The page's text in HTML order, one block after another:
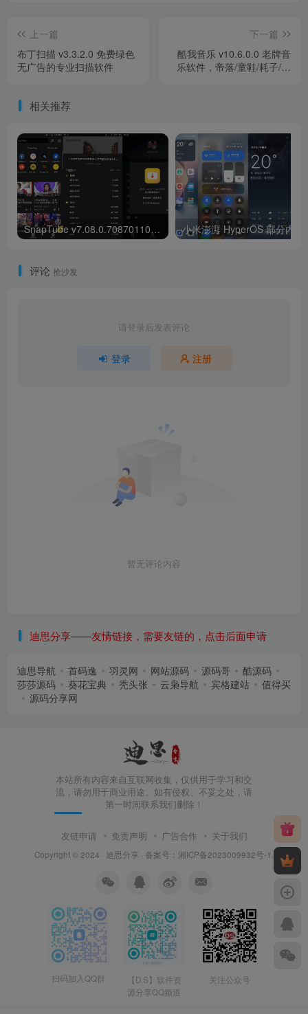
上一篇
布丁扫描 v3.3.2.0 免费绿色
无广告的专业扫描软件
下一篇
酷我音乐 v10.6.0.0 老牌音
乐软件，帝落/童鞋/耗子/暗
相关推荐
SnapTube v7.08.0.70870110 油管下载器，一键下载YouTuBe视频和音乐，解锁高级版
评论 抢沙发
请登录后发表评论
登录 注册
暂无评论内容
迪思分享——友情链接，需要友链的，点击后面申请
迪思导航 首码逸 羽灵网 网站源码 源码哥
酷源码
莎莎源码
葵花宝典 秃头张 云枭导航 宾格建站
值得买
源码分享网
本站所有内容来自互联网收集，仅供用于学习和交
流，请勿用于商业用途。如有侵权、不妥之处，请
第一时间联系我们删除！
友链申请 免责声明 广告合作 关于我们
Copyright © 2024 · 迪思分享 · 备案号： 湘ICP备2023009932号-1
扫码加入QQ群
【D.S】软件资
源分享QQ频道
关注公众号